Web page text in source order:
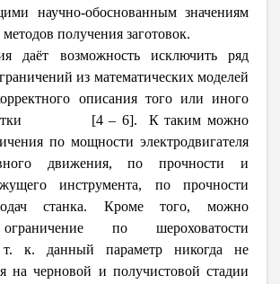
научно-обоснованным значениям
получения заготовок.
даёт возможность исключить ряд
из математических моделей
описания того или иного
[4 – 6]. К таким можно
по мощности электродвигателя
движения, по прочности и
инструмента, по прочности
станка. Кроме того, можно
по шероховатости
т. к. данный параметр никогда не
на черновой и получистовой стадии